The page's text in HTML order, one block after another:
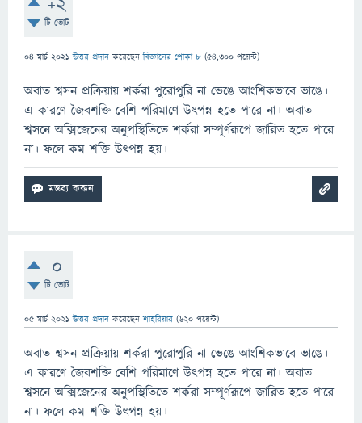
টি ভোট
04 মার্চ 2021 উত্তর প্রদান করেছেনবিজ্ঞানের পোকা ৮ (54,300 পয়েন্ট)
অবাত শ্বসন প্রক্রিয়ায় শর্করা পুরােপুরি না ভেঙে আংশিকভাবে ভাঙে।
এ কারণে জৈবশক্তি বেশি পরিমাণে উৎপন্ন হতে পারে না। অবাত
শ্বসনে অক্সিজেনের অনুপস্থিতিতে শর্করা সম্পূর্ণরূপে জারিত হতে পারে
না। ফলে কম শক্তি উৎপন্ন হয়।
0
টি ভোট
05 মার্চ 2021 উত্তর প্রদান করেছেনশাহরিয়ার (620 পয়েন্ট)
অবাত শ্বসন প্রক্রিয়ায় শর্করা পুরোপুরি না ভেঙে আংশিকভাবে ভাঙে।
এ কারণে জৈবশক্তি বেশি পরিমাণে উৎপন্ন হতে পারে না। অবাত
শ্বসনে অক্সিজেনের অনুপস্থিতিতে শর্করা সম্পূর্ণরূপে জারিত হতে পারে
না। ফলে কম শক্তি উৎপন্ন হয়।